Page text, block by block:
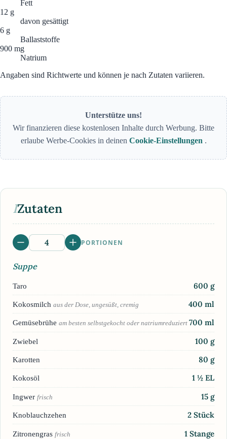
Fett
12 g
davon gesättigt
6 g
Ballaststoffe
900 mg
Natrium
Angaben sind Richtwerte und können je nach Zutaten variieren.
Unterstütze uns!
Wir finanzieren diese kostenlosen Inhalte durch Werbung. Bitte
erlaube Werbe-Cookies in deinen Cookie-Einstellungen .
IZutaten
PORTIONEN
Suppe
Taro 600 g
Kokosmilch aus der Dose, ungesüßt, cremig 400 ml
Gemüsebrühe am besten selbstgekocht oder natriumreduziert 700 ml
Zwiebel 100 g
Karotten 80 g
Kokosöl 1 ½ EL
Ingwer frisch 15 g
Knoblauchzehen 2 Stück
Zitronengras frisch 1 Stange